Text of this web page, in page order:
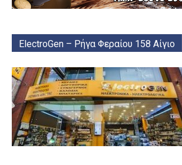
ElectroGen – Ρήγα Φεραίου 158 Αίγιο